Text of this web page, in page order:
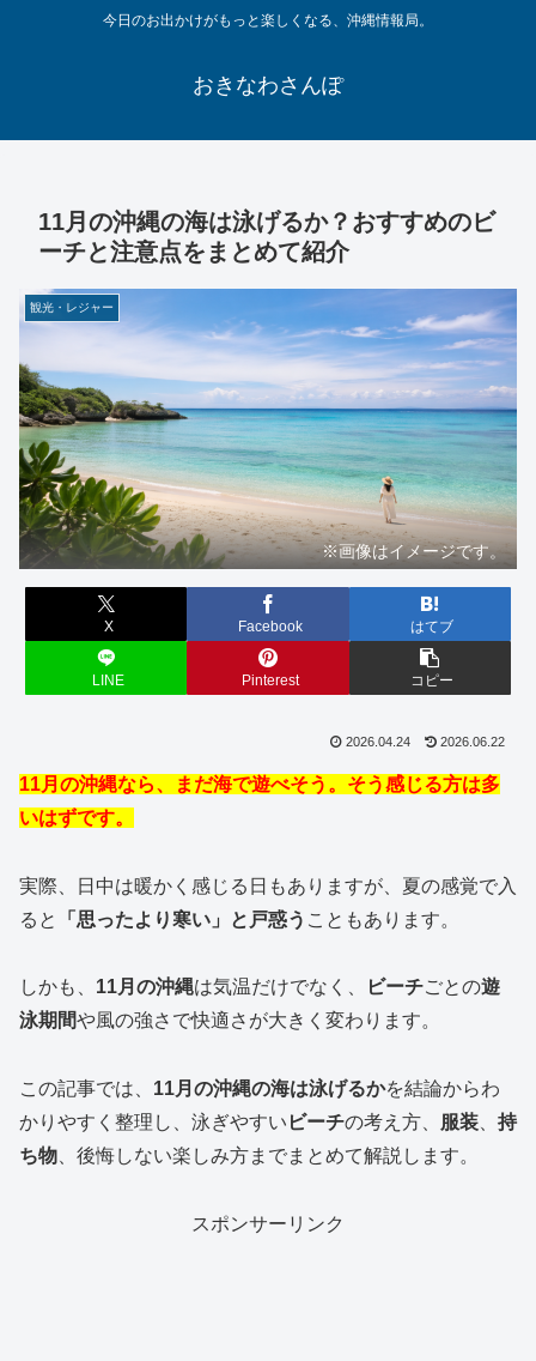
今日のお出かけがもっと楽しくなる、沖縄情報局。
おきなわさんぽ
11月の沖縄の海は泳げるか？おすすめのビ
ーチと注意点をまとめて紹介
観光・レジャー
※画像はイメージです。
X Facebook はてブ
LINE Pinterest コピー
2026.04.24 2026.06.22
11月の沖縄なら、まだ海で遊べそう。そう感じる方は多
いはずです。
実際、日中は暖かく感じる日もありますが、夏の感覚で入
ると
「思ったより寒い」と戸惑う こともあります。
しかも、 11月の沖縄は気温だけでなく、 ビーチごとの遊
泳期間や風の強さで快適さが大きく変わります。
この記事では、 11月の沖縄の海は泳げるかを結論からわ
かりやすく整理し、泳ぎやすい ビーチの考え方、 服装
持
ち物 、後悔しない楽しみ方までまとめて解説します。
スポンサーリンク